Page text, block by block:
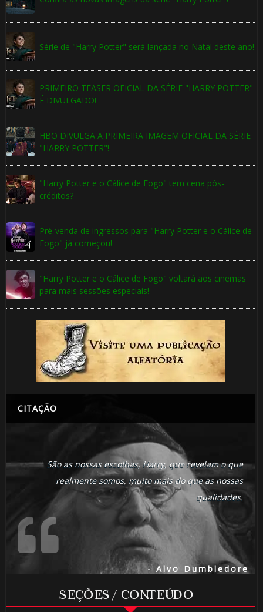
Série de "Harry Potter" será lançada no Natal deste ano!
PRIMEIRO TEASER OFICIAL DA SÉRIE "HARRY POTTER"
É DIVULGADO!
HBO DIVULGA A PRIMEIRA IMAGEM OFICIAL DA SÉRIE
"HARRY POTTER"!
"Harry Potter e o Cálice de Fogo" tem cena pós-
créditos?
Pré-venda de ingressos para "Harry Potter e o Cálice de
Fogo" já começou!
"Harry Potter e o Cálice de Fogo" voltará aos cinemas
para mais sessões especiais!
CITAÇÃO
São as nossas escolhas, Harry, que revelam o que
realmente somos, muito mais do que as nossas
qualidades.
- Alvo Dumbledore
SEÇÕES / CONTEÚDO